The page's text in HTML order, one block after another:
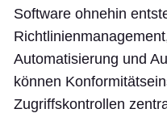
Software ohnehin
Automatisierung und
können
Zugriffskontrollen